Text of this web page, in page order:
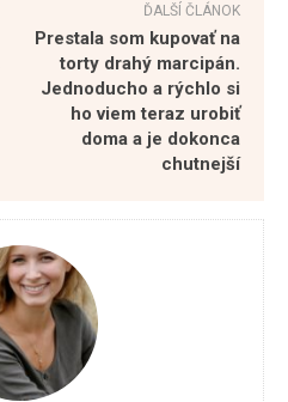
ĎALŠÍ ČLÁNOK
Prestala som kupovať na
torty drahý marcipán.
Jednoducho a rýchlo si
ho viem teraz urobiť
doma a je dokonca
chutnejší